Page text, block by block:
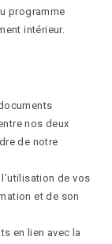
programme
intérieur.
nos deux
de notre
de vos
et de son
en lien avec la